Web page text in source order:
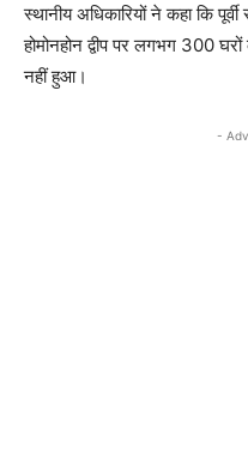
स्थानीय अधिकारियों ने कहा कि
होमोनहोन द्वीप पर लगभग 300
नहीं हुआ।
-